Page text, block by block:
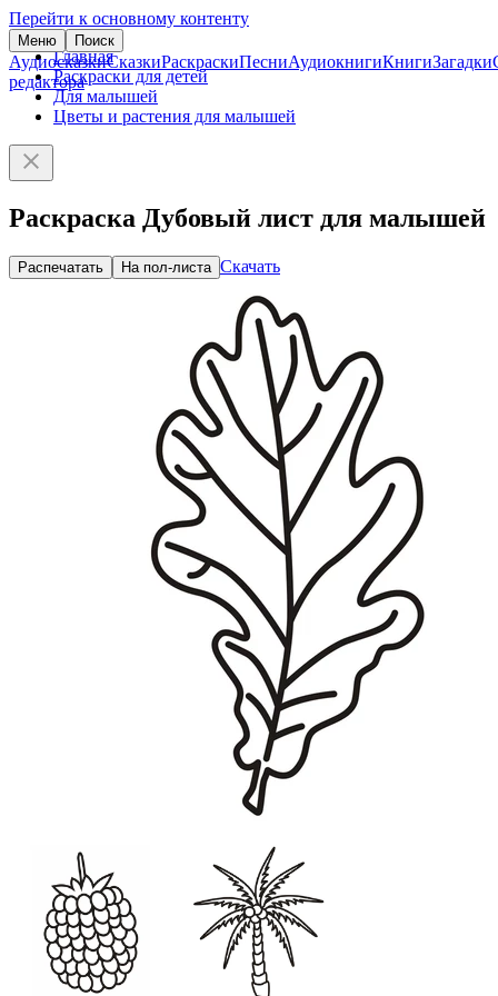
Перейти к основному контенту
Меню Поиск
АудиосказкиСказкиРаскраскиПесниАудиокнигиКнигиЗагадки
редактора
Главная
Раскраски для детей
Для малышей
Цветы и растения для малышей
Раскраска Дубовый лист для малышей
Распечатать На пол-листа Скачать